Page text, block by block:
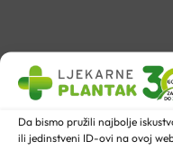
Da bismo pružili najbolje
ili jedinstveni ID-ovi na ovoj